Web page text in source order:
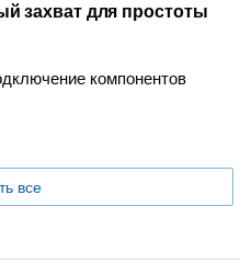
захват для простоты
компонентов
все